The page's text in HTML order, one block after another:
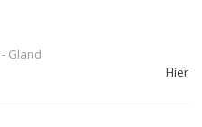
- Gland
Hier